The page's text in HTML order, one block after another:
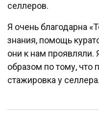
селлеров.
Я очень благодарна
знания, помощь
они к нам проявляли.
образом по тому, что
стажировка у